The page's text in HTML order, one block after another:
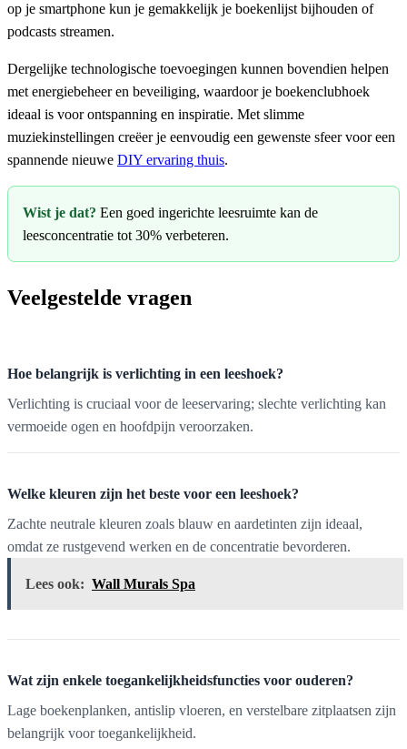
op je smartphone kun je gemakkelijk je boekenlijst bijhouden of
podcasts streamen.
Dergelijke technologische toevoegingen kunnen bovendien helpen
met energiebeheer en beveiliging, waardoor je boekenclubhoek
ideaal is voor ontspanning en inspiratie. Met slimme
muziekinstellingen creëer je eenvoudig een gewenste sfeer voor een
spannende nieuwe DIY ervaring thuis.
Wist je dat? Een goed ingerichte leesruimte kan de
leesconcentratie tot 30% verbeteren.
Veelgestelde vragen
Hoe belangrijk is verlichting in een leeshoek?
Verlichting is cruciaal voor de leeservaring; slechte verlichting kan
vermoeide ogen en hoofdpijn veroorzaken.
Welke kleuren zijn het beste voor een leeshoek?
Zachte neutrale kleuren zoals blauw en aardetinten zijn ideaal,
omdat ze rustgevend werken en de concentratie bevorderen.
Lees ook: Wall Murals Spa
Wat zijn enkele toegankelijkheidsfuncties voor ouderen?
Lage boekenplanken, antislip vloeren, en verstelbare zitplaatsen zijn
belangrijk voor toegankelijkheid.